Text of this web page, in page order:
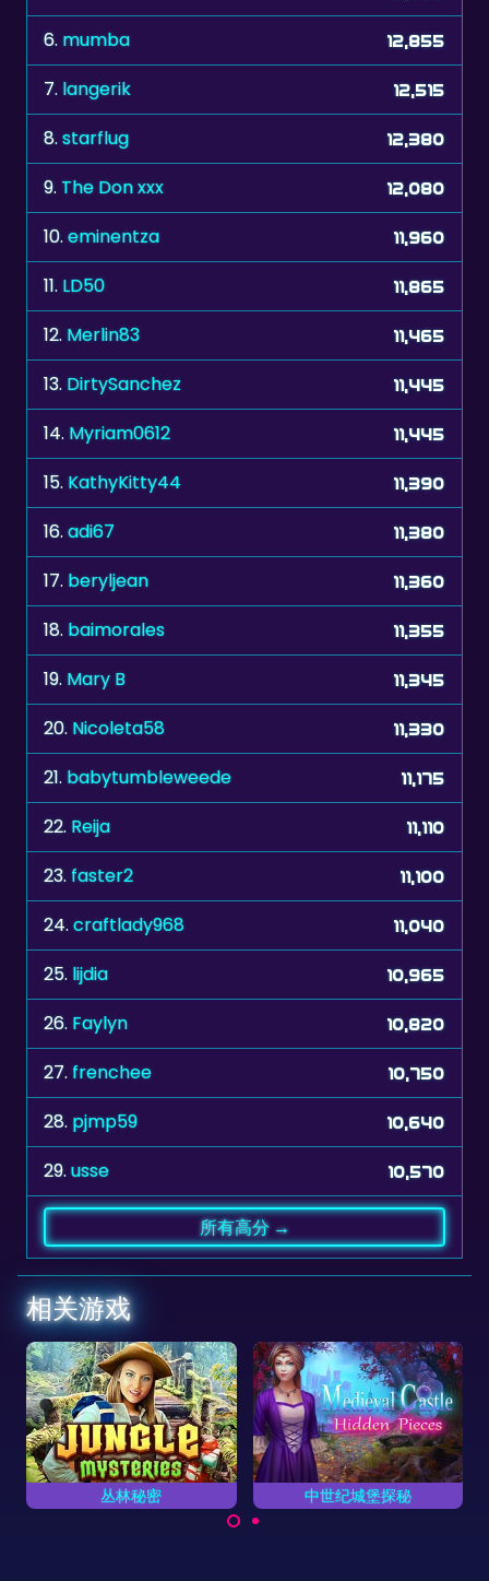
7. langerik 12,515
8. starflug 12,380
9. The Don xxx 12,080
10.eminentza 11,960
11. LD50 11,865
12.Merlin83 11,465
13. DirtySanchez 11,445
14.Myriam0612 11,445
15. KathyKitty44 11,390
16. adi67 11,380
17. beryljean 11,360
18. baimorales 11,355
19. Mary B 11,345
20.Nicoleta58 11,330
21. babytumbleweede 11,175
22.Reija 11,110
23. faster2 11,100
24.craftlady968 11,040
25. lijdia 10,965
26. Faylyn 10,820
27. frenchee 10,750
28. pjmp59 10,640
29. usse 10,570
相关游戏
找不
中世纪城堡探秘
你能找到画面中隐藏着的
物品吗？
纵横填字谜 2
放置字母完成单词。